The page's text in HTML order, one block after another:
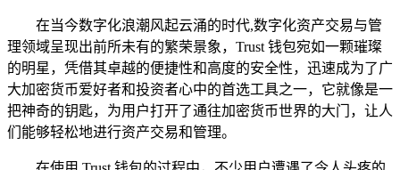
在当今数字化浪潮风起云涌的时代,数字化资产交易与管
理领域呈现出前所未有的繁荣景象，Trust 钱包宛如一颗璀璨
的明星，凭借其卓越的便捷性和高度的安全性，迅速成为了广
大加密货币爱好者和投资者心中的首选工具之一，它就像是一
把神奇的钥匙，为用户打开了通往加密货币世界的大门，让人
们能够轻松地进行资产交易和管理。